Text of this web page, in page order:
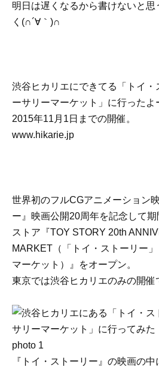
明日は遅くなるから書けないと
く(∩´∀｀)∩
渋谷ヒカリエにできてる「トイ
ーサリーマーケット」に行ったよ
2015年11月1日までの開催。
www.hikarie.jp
世界初のフルCGアニメーション
ー』映画公開20周年を記念して
ストア『TOY STORY 20th
MARKET（「トイ・ストーリー
マーケット）』をオープン。
東京では渋谷ヒカリエのみの開催
『トイ・ストーリー』の映画の